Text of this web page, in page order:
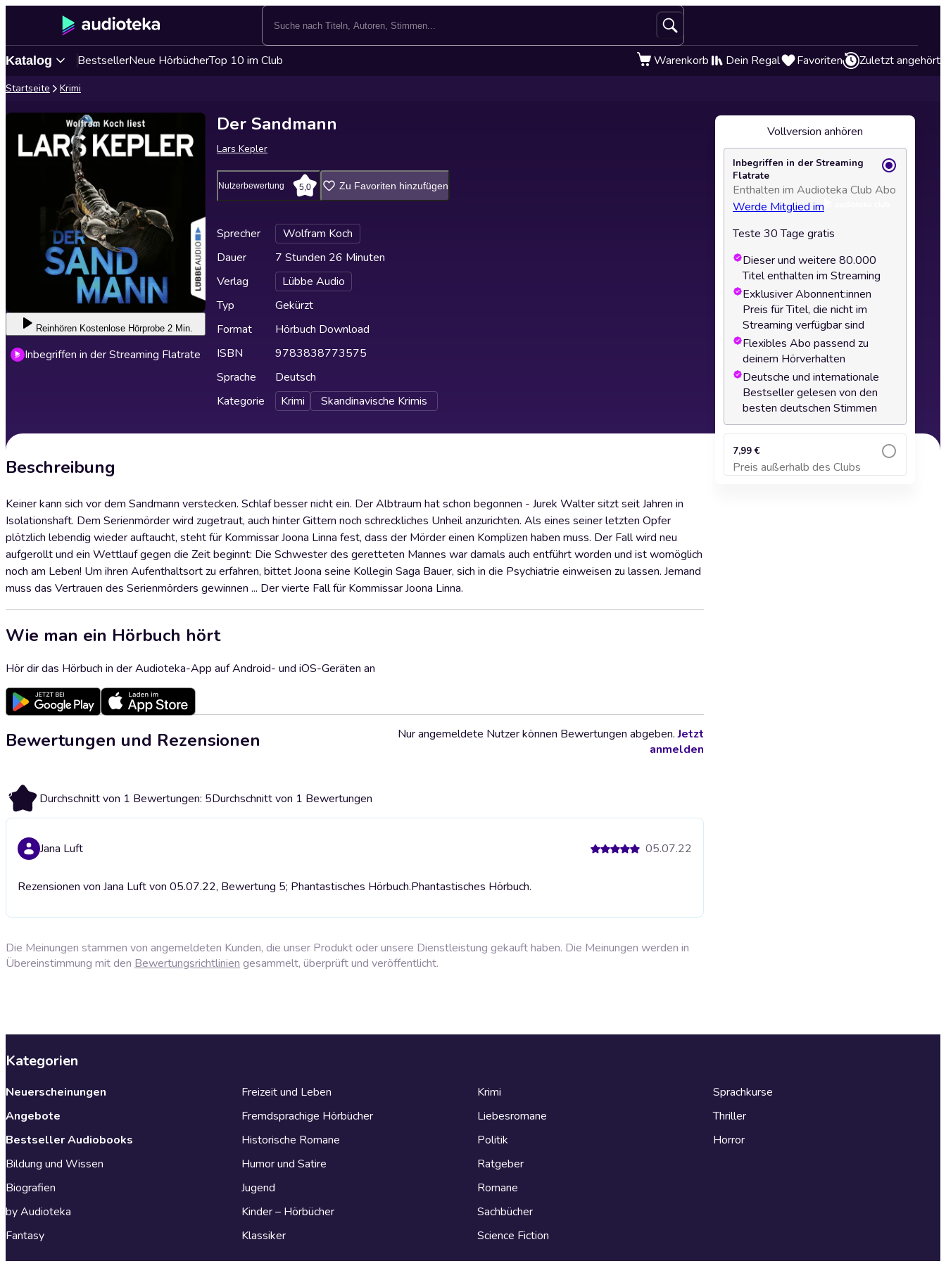
Katalog BestsellerNeue HörbücherTop 10 im Club Warenkorb Dein Regal Favoriten Zuletzt angehört
Startseite Krimi
Reinhören Kostenlose Hörprobe 2 Min.
Inbegriffen in der Streaming Flatrate
Der Sandmann
Lars Kepler
Nutzerbewertung 5,0 Zu Favoriten hinzufügen
Sprecher
Wolfram Koch
Dauer
7 Stunden 26 Minuten
Verlag
Lübbe Audio
Typ
Gekürzt
Format
Hörbuch Download
ISBN
9783838773575
Sprache
Deutsch
Kategorie
Krimi Skandinavische Krimis
Beschreibung
Keiner kann sich vor dem Sandmann verstecken. Schlaf besser nicht ein. Der Albtraum hat schon begonnen - Jurek Walter sitzt seit Jahren in
Isolationshaft. Dem Serienmörder wird zugetraut, auch hinter Gittern noch schreckliches Unheil anzurichten. Als eines seiner letzten Opfer
plötzlich lebendig wieder auftaucht, steht für Kommissar Joona Linna fest, dass der Mörder einen Komplizen haben muss. Der Fall wird neu
aufgerollt und ein Wettlauf gegen die Zeit beginnt: Die Schwester des geretteten Mannes war damals auch entführt worden und ist womöglich
noch am Leben! Um ihren Aufenthaltsort zu erfahren, bittet Joona seine Kollegin Saga Bauer, sich in die Psychiatrie einweisen zu lassen. Jemand
muss das Vertrauen des Serienmörders gewinnen ... Der vierte Fall für Kommissar Joona Linna.
Wie man ein Hörbuch hört
Hör dir das Hörbuch in der Audioteka-App auf Android- und iOS-Geräten an
Bewertungen und Rezensionen
5 Durchschnitt von 1 Bewertungen: 5Durchschnitt von 1 Bewertungen
Nur angemeldete Nutzer können Bewertungen abgeben.Jetzt
anmelden
Jana Luft 05.07.22
Rezensionen von Jana Luft von 05.07.22, Bewertung 5; Phantastisches Hörbuch.Phantastisches Hörbuch.
Die Meinungen stammen von angemeldeten Kunden, die unser Produkt oder unsere Dienstleistung gekauft haben. Die Meinungen werden in
Übereinstimmung mit den Bewertungsrichtlinien gesammelt, überprüft und veröffentlicht.
Vollversion anhören
Inbegriffen in der Streaming
Flatrate
Enthalten im Audioteka Club Abo
Werde Mitglied im
Teste 30 Tage gratis
Dieser und weitere 80.000
Titel enthalten im Streaming
Exklusiver Abonnent:innen
Preis für Titel, die nicht im
Streaming verfügbar sind
Flexibles Abo passend zu
deinem Hörverhalten
Deutsche und internationale
Bestseller gelesen von den
besten deutschen Stimmen
7,99 €
Preis außerhalb des Clubs
Zum Warenkorb hinzufügen
Kategorien
Neuerscheinungen
Angebote
Bestseller Audiobooks
Bildung und Wissen
Biografien
by Audioteka
Fantasy
Freizeit und Leben
Fremdsprachige Hörbücher
Historische Romane
Humor und Satire
Jugend
Kinder – Hörbücher
Klassiker
Krimi
Liebesromane
Politik
Ratgeber
Romane
Sachbücher
Science Fiction
Sprachkurse
Thriller
Horror